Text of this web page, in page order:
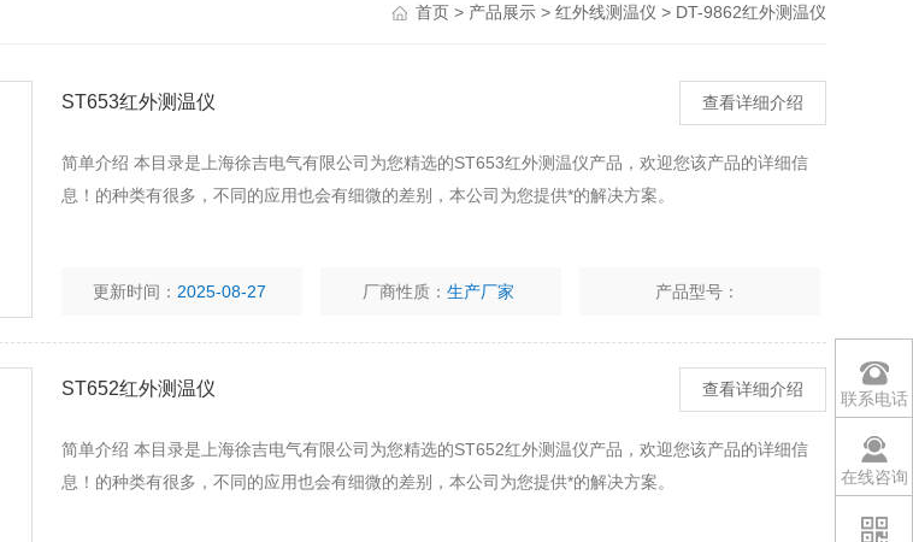
首页 > 产品展示 > 红外线测温仪 > DT-9862红外测温仪
ST653红外测温仪 查看详细介绍
简单介绍 本目录是上海徐吉电气有限公司为您精选的ST653红外测温仪产品，欢迎您该产品的详细信
息！的种类有很多，不同的应用也会有细微的差别，本公司为您提供*的解决方案。
更新时间： 2025-08-27 厂商性质：生产厂家 产品型号：
ST652红外测温仪 查看详细介绍
简单介绍 本目录是上海徐吉电气有限公司为您精选的ST652红外测温仪产品，欢迎您该产品的详细信
息！的种类有很多，不同的应用也会有细微的差别，本公司为您提供*的解决方案。
联系电话
在线咨询